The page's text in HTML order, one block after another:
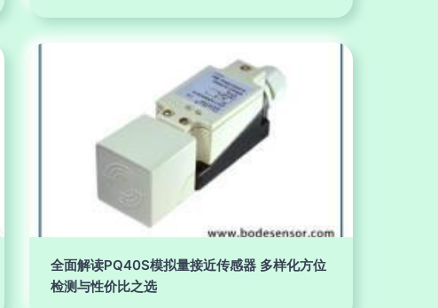
全面解读PQ40S模拟量接近传感器 多样化方位
检测与性价比之选